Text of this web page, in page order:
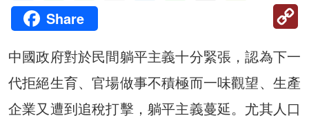
Share
中國政府對於民間躺平主義十分緊張，認為下一
代拒絕生育、官場做事不積極而一味觀望、生產
企業又遭到追稅打擊，躺平主義蔓延。尤其人口